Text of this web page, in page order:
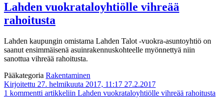
Lahden vuokrataloyhtiölle vihreää
rahoitusta
Lahden kaupungin omistama Lahden Talot -vuokra-asuntoyhtiö on
saanut ensimmäisenä asuinrakennuskohteelle myönnettyä niin
sanottua vihreää rahoitusta.
Pääkategoria Rakentaminen
Kirjoitettu 27. helmikuuta 2017, 11:17 27.2.2017
1 kommentti artikkeliin Lahden vuokrataloyhtiölle vihreää rahoitusta